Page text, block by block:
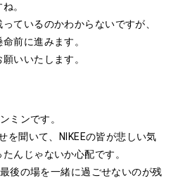
。
ているのかわからないですが、
前に進みます。
いいたします。
ミンです。
を聞いて、NIKEEの皆が悲しい気
んじゃないか心配です。
後の場を一緒に過ごせないのが残